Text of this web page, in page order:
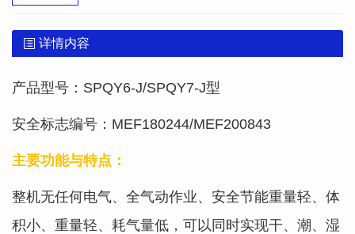
详情内容
产品型号：SPQY6-J/SPQY7-J型
安全标志编号：MEF180244/MEF200843
主要功能与特点：
整机无任何电气、全气动作业、安全节能重量轻、体
积小、重量轻、耗气量低，可以同时实现干、潮、湿